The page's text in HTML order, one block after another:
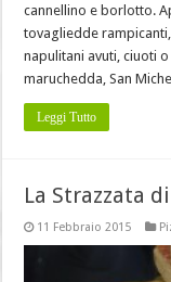
cannellino e borlotto.
tovagliedde
napulitani avuti, ciuoti
maruchedda, San
Leggi Tutto
La Strazzata
11 Febbraio 2015